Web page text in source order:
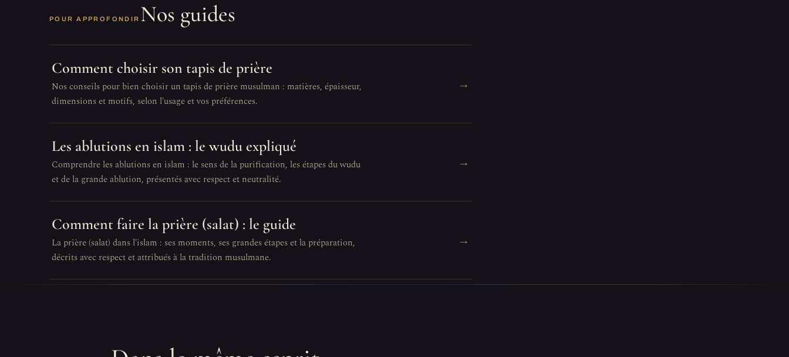
POUR APPROFONDIR Nos guides
Comment choisir son tapis de prière
Nos conseils pour bien choisir un tapis de prière musulman : matières, épaisseur,
dimensions et motifs, selon l'usage et vos préférences.
→
Les ablutions en islam : le wudu expliqué
Comprendre les ablutions en islam : le sens de la purification, les étapes du wudu
et de la grande ablution, présentés avec respect et neutralité.
→
Comment faire la prière (salat) : le guide
La prière (salat) dans l'islam : ses moments, ses grandes étapes et la préparation,
décrits avec respect et attribués à la tradition musulmane.
→